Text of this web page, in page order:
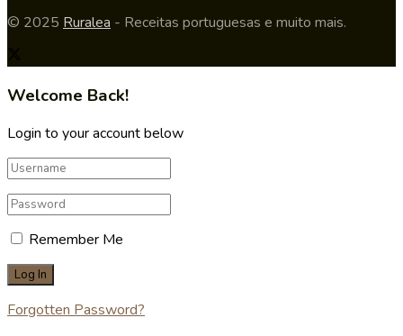
© 2025 Ruralea - Receitas portuguesas e muito mais.
Welcome Back!
Login to your account below
Remember Me
Forgotten Password?